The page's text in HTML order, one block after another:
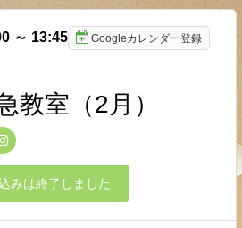
～ 13:45 Googleカレンダー登録
教室（2月）
みは終了しました